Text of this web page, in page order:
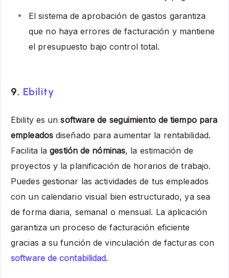
El sistema de aprobación de gastos garantiza
que no haya errores de facturación y mantiene
el presupuesto bajo control total.
9. Ebility
Ebility es unsoftware de seguimiento de tiempo para
empleadosdiseñado para aumentar la rentabilidad.
Facilita lagestión de nóminas, la estimación de
proyectos y la planificación de horarios de trabajo.
Puedes gestionar las actividades de tus empleados
con un calendario visual bien estructurado, ya sea
de forma diaria, semanal o mensual. La aplicación
garantiza un proceso de facturación eficiente
gracias a su función de vinculación de facturas con
software de contabilidad.